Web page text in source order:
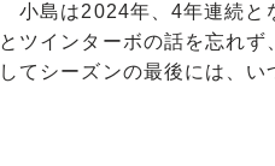
小島は2024年、4年連続と
とツインターボの話を忘れ
してシーズンの最後には、